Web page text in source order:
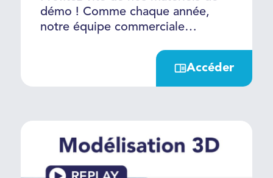
démo ! Comme chaque année,
notre équipe commerciale
démonstration. C’est l'occasion
pour vous d'acquérir du matériel
quasi-neuf et entretenu par notre
!
Accéder